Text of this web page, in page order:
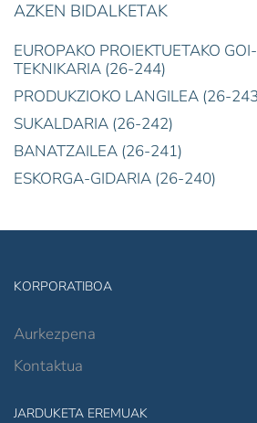
AZKEN BIDALKETAK
EUROPAKO PROIEKTUETAKO
TEKNIKARIA (26-244)
PRODUKZIOKO LANGILEA (26-
SUKALDARIA (26-242)
BANATZAILEA (26-241)
ESKORGA-GIDARIA (26-240)
KORPORATIBOA
Aurkezpena
Kontaktua
JARDUKETA EREMUAK